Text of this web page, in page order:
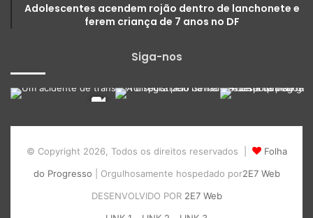
Adolescentes acendem rojão dentro de lanchonete e
ferem criança de 7 anos no DF
Siga-nos
© Copyright 2026, Todos os direitos reservados |
Folha
do Progresso | Orgulhosamente hospedado por2E7 Web
DESENVOLVIDO POR 2E7 Web